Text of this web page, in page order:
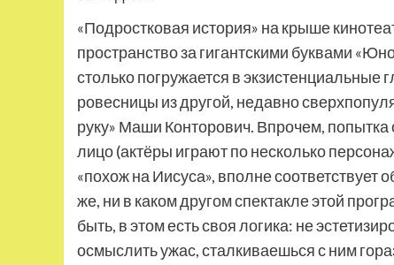
«Подростковая история» на крыше
пространство за гигантскими буквами
столько погружается в экзистенциальные
ровесницы из другой, недавно
руку» Маши Конторович. Впрочем,
лицо (актёры играют по несколько
«похож на Иисуса», вполне соответствует
же, ни в каком другом спектакле этой
быть, в этом есть своя логика: не
осмыслить ужас, сталкиваешься с ним